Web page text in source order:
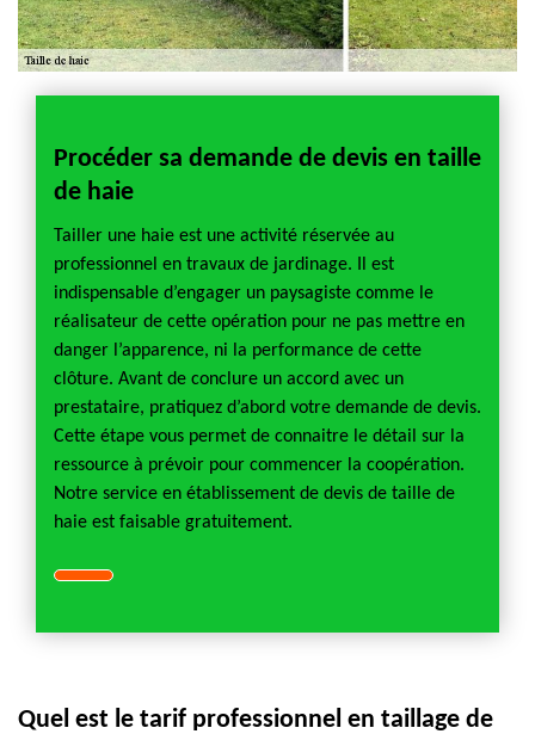
Procéder sa demande de devis en taille
de haie
Tailler une haie est une activité réservée au
professionnel en travaux de jardinage. Il est
indispensable d’engager un paysagiste comme le
réalisateur de cette opération pour ne pas mettre en
danger l’apparence, ni la performance de cette
clôture. Avant de conclure un accord avec un
prestataire, pratiquez d’abord votre demande de devis.
Cette étape vous permet de connaitre le détail sur la
ressource à prévoir pour commencer la coopération.
Notre service en établissement de devis de taille de
haie est faisable gratuitement.
Quel est le tarif professionnel en taillage de